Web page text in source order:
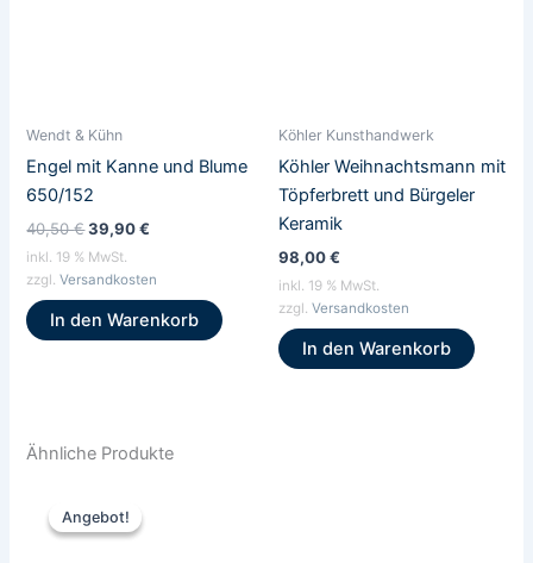
Wendt & Kühn
Engel mit Kanne und Blume
650/152
40,50€39,90€
inkl. 19 % MwSt.
zzgl.Versandkosten
In den Warenkorb
Köhler Kunsthandwerk
Köhler Weihnachtsmann mit
Töpferbrett und Bürgeler
Keramik
98,00€
inkl. 19 % MwSt.
zzgl. Versandkosten
In den Warenkorb
Ähnliche Produkte
Angebot!
Angebot!
Preis
war: